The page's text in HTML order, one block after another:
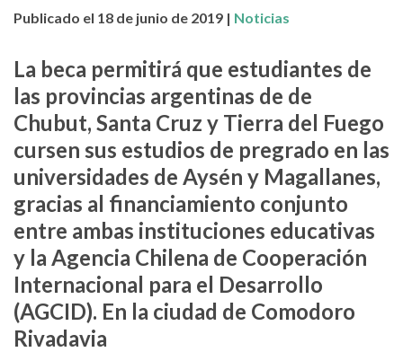
Publicado el 18 de junio de 2019 | Noticias
La beca permitirá que estudiantes de
las provincias argentinas de de
Chubut, Santa Cruz y Tierra del Fuego
cursen sus estudios de pregrado en las
universidades de Aysén y Magallanes,
gracias al financiamiento conjunto
entre ambas instituciones educativas
y la Agencia Chilena de Cooperación
Internacional para el Desarrollo
(AGCID). En la ciudad de Comodoro
Rivadavia